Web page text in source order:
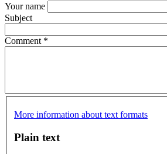
Your name
Subject
Comment *
More information about text formats
Plain text